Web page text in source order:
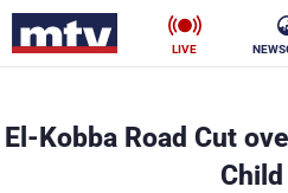
LIVE
El-Kobba Road Cut